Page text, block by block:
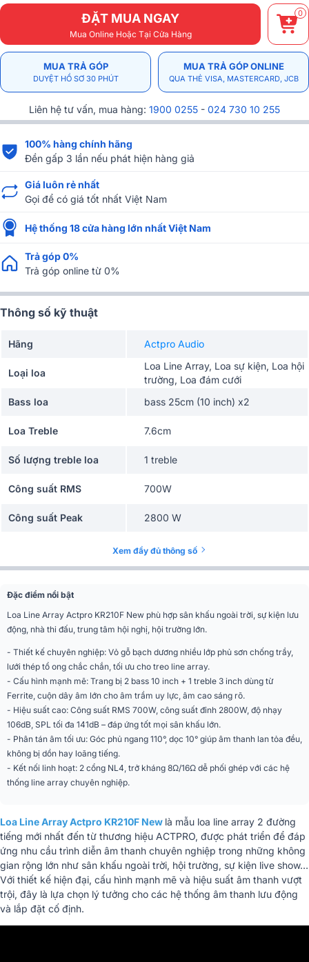
ĐẶT MUA NGAY
Mua Online Hoặc Tại Cửa Hàng
0
MUA TRẢ GÓP
DUYỆT HỒ SƠ 30 PHÚT
MUA TRẢ GÓP ONLINE
QUA THẺ VISA, MASTERCARD, JCB
Liên hệ tư vấn, mua hàng: 1900 0255 - 024 730 10 255
100% hàng chính hãng
Đền gấp 3 lần nếu phát hiện hàng giả
Giá luôn rẻ nhất
Gọi để có giá tốt nhất Việt Nam
Hệ thống 18 cửa hàng lớn nhất Việt Nam
Trả góp 0%
Trả góp online từ 0%
Thông số kỹ thuật
Hãng Actpro Audio
Loại loa
Loa Line Array, Loa sự kiện, Loa hội
trường, Loa đám cưới
Bass loa
bass 25cm (10 inch) x2
Loa Treble 7.6cm
Số lượng treble loa 1 treble
Công suất RMS 700W
Công suất Peak 2800 W
110°×10°
Kiểu loa
Số đường tiếng 2 đường tiếng
Cổng kết nối 2 x NL4
Dải tần đáp ứng 70Hz – 20kHz
Độ nhạy 106dB @1m, 1W
Mức áp suất âm thanh
tối đa
141dB
Trở kháng 8Ω / 16Ω
Trọng lượng 33kg
Nhập khẩu & Phân
phối
CÔNG TY TNHH QUỐC TẾ BK
SOUND VIỆT NAM
Xem đầy đủ thông số
Đặc điểm nổi bật
Loa Line Array Actpro KR210F New phù hợp sân khấu ngoài trời, sự kiện lưu
động, nhà thi đấu, trung tâm hội nghị, hội trường lớn.
- Thiết kế chuyên nghiệp: Vỏ gỗ bạch dương nhiều lớp phủ sơn chống trầy,
lưới thép tổ ong chắc chắn, tối ưu cho treo line array.
- Cấu hình mạnh mẽ: Trang bị 2 bass 10 inch + 1 treble 3 inch dùng từ
Ferrite, cuộn dây âm lớn cho âm trầm uy lực, âm cao sáng rõ.
- Hiệu suất cao: Công suất RMS 700W, công suất đỉnh 2800W, độ nhạy
106dB, SPL tối đa 141dB – đáp ứng tốt mọi sân khấu lớn.
- Phân tán âm tối ưu: Góc phủ ngang 110°, dọc 10° giúp âm thanh lan tỏa đều,
không bị dồn hay loãng tiếng.
- Kết nối linh hoạt: 2 cổng NL4, trở kháng 8Ω/16Ω dễ phối ghép với các hệ
thống line array chuyên nghiệp.
Loa Line Array Actpro KR210F New là mẫu loa line array 2 đường
tiếng mới nhất đến từ thương hiệu ACTPRO, được phát triển để đáp
ứng nhu cầu trình diễn âm thanh chuyên nghiệp trong những không
gian rộng lớn như sân khấu ngoài trời, hội trường, sự kiện live show…
Với thiết kế hiện đại, cấu hình mạnh mẽ và hiệu suất âm thanh vượt
trội, đây là lựa chọn lý tưởng cho các hệ thống âm thanh lưu động
và lắp đặt cố định.